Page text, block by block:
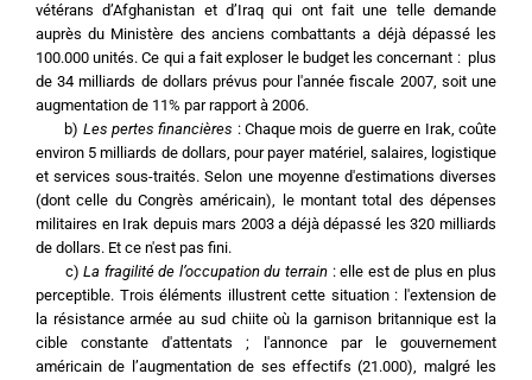
vétérans d’Afghanistan et d’Iraq qui ont fait une telle demande
auprès du Ministère des anciens combattants a déjà dépassé les
100.000 unités. Ce qui a fait exploser le budget les concernant :  plus
de 34 milliards de dollars prévus pour l'année fiscale 2007, soit une
augmentation de 11% par rapport à 2006.
	b)
Les pertes financières : Chaque mois de guerre en Irak, coûte
environ 5 milliards de dollars, pour payer matériel, salaires, logistique
et services sous-traités. Selon une moyenne d'estimations diverses
(dont celle du Congrès américain), le montant total des dépenses
militaires en Irak depuis mars 2003 a déjà dépassé les 320 milliards
de dollars. Et ce n'est pas fini.
	c)
La fragilité de l’occupation du terrain : elle est de plus en plus
perceptible. Trois éléments illustrent cette situation : l'extension de
la résistance armée au sud chiite où la garnison britannique est la
cible constante d'attentats ; l'annonce par le gouvernement
américain de l’augmentation de ses effectifs (21.000), malgré les